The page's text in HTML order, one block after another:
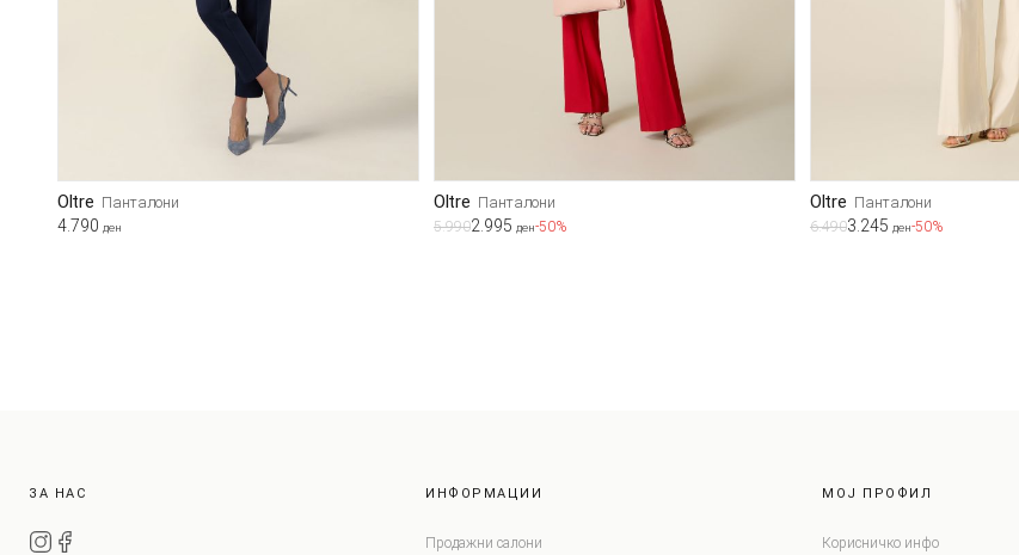
Oltre Панталони
4.790 ден
Oltre Панталони
5.9902.995 ден-50%
Oltre Панталони
6.4903.245 ден-50%
ЗА НАС ИНФОРМАЦИИ
Продажни салони
МОЈ ПРОФИЛ
Корисничко инфо